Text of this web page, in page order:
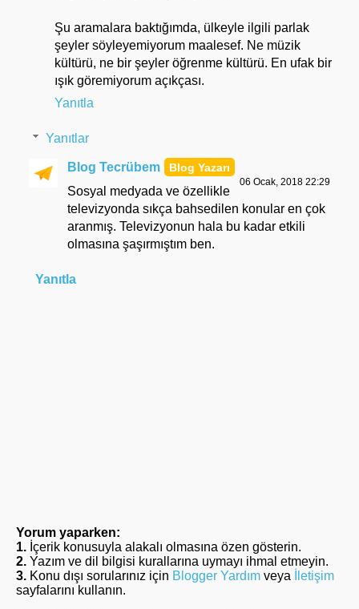
Şu aramalara baktığımda, ülkeyle ilgili parlak
şeyler söyleyemiyorum maalesef. Ne müzik
kültürü, ne bir şeyler öğrenme kültürü. En ufak bir
ışık göremiyorum açıkçası.
Yanıtla
Yanıtlar
Blog Tecrübem
06 Ocak, 2018 22:29
Sosyal medyada ve özellikle
televizyonda sıkça bahsedilen konular en çok
aranmış. Televizyonun hala bu kadar etkili
olmasına şaşırmıştım ben.
Yanıtla
Yorum yaparken:
1. İçerik konusuyla alakalı olmasına özen gösterin.
2. Yazım ve dil bilgisi kurallarına uymayı ihmal etmeyin.
3. Konu dışı sorularınız için Blogger Yardım veya
İletişim
sayfalarını kullanın.